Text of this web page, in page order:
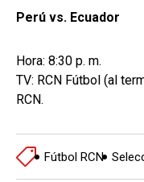
Perú vs. Ecuador
Hora: 8:30 p. m.
TV: RCN Fútbol (al
RCN.
Fútbol RCN